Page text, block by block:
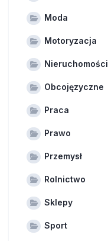
Moda
Motoryzacja
Nieruchomości
Obcojęzyczne
Praca
Prawo
Przemysł
Rolnictwo
Sklepy
Sport